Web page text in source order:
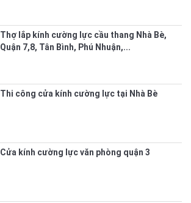
Thợ lắp kính cường lực cầu thang Nhà Bè,
Quận 7,8, Tân Bình, Phú Nhuận,...
Thi công cửa kính cường lực tại Nhà Bè
Cửa kính cường lực văn phòng quận 3